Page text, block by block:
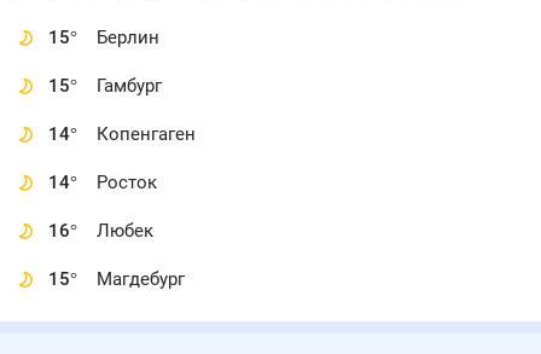
15° Берлин
15° Гамбург
14° Копенгаген
14° Росток
16° Любек
15° Магдебург